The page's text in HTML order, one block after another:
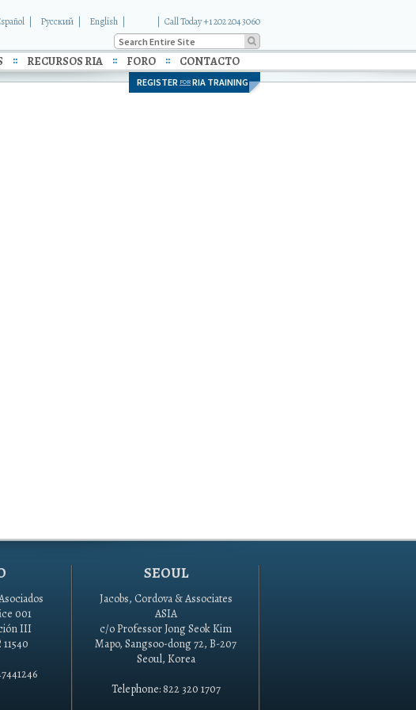
Русский English Call Today +1 202 204 3060
RECURSOS RIA FORO CONTACTO
REGISTER FOR RIA TRAINING
001
III
SEOUL
Jacobs, Cordova & Associates
ASIA
c/o Professor Jong Seok Kim
Mapo, Sangsoo-dong 72, B-207
Seoul, Korea
Telephone: 822 320 1707